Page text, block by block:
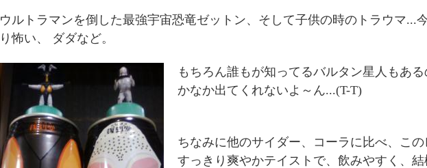
ウルトラマンを倒した最強宇宙恐竜ゼットン、そして子供の時のトラウマ...
り怖い、 ダダなど。
もちろん誰もが知ってるバルタン星人もあ
かなか出てくれないよ～ん...(T-T)
ちなみに他のサイダー、コーラに比べ、この
すっきり爽やかテイストで、飲みやすく、